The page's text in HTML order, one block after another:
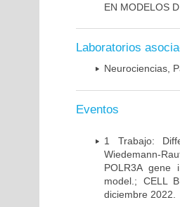
EN MODELOS
Laboratorios
Neurociencias,
Eventos
1 Trabajo:
Wiedemann-
POLR3A gene
model.; CELL
diciembre 2022.